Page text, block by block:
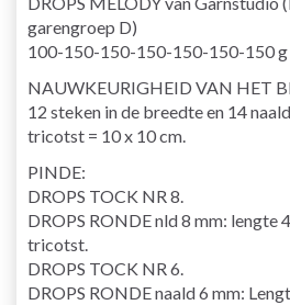
garengroep D)
100-150-150-150-150-150-150 g
NAUWKEURIGHEID VAN HET
12 steken in de breedte en 14
tricotst = 10 x 10 cm.
PINDE:
DROPS TOCK NR 8.
DROPS RONDE nld 8 mm: lengte
tricotst.
DROPS TOCK NR 6.
DROPS RONDE naald 6 mm: